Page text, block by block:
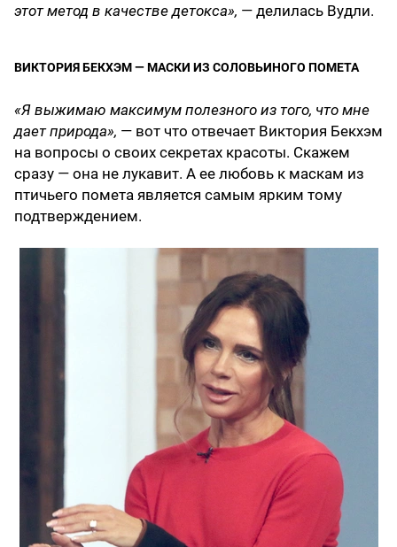
этот метод в качестве детокса», — делилась Вудли.
ВИКТОРИЯ БЕКХЭМ — МАСКИ ИЗ СОЛОВЬИНОГО ПОМЕТА
«Я выжимаю максимум полезного из того, что мне
дает природа», — вот что отвечает Виктория Бекхэм
на вопросы о своих секретах красоты. Скажем
сразу — она не лукавит. А ее любовь к маскам из
птичьего помета является самым ярким тому
подтверждением.